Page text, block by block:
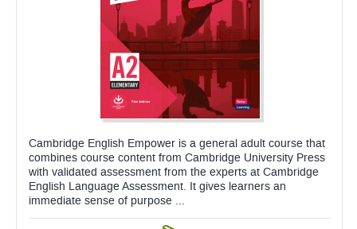
Cambridge English Empower is a general adult course that
combines course content from Cambridge University Press
with validated assessment from the experts at Cambridge
English Language Assessment. It gives learners an
immediate sense of purpose ...